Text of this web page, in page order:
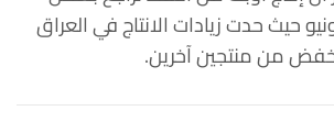
حيث حدت زيادات الانتاج في العراق
من منتجين آخرين.